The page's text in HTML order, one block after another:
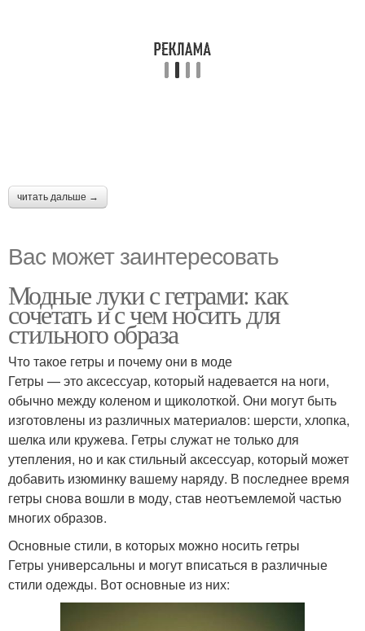
читать дальше →
Вас может заинтересовать
Модные луки с гетрами: как
сочетать и с чем носить для
стильного образа
Что такое гетры и почему они в моде
Гетры — это аксессуар, который надевается на ноги,
обычно между коленом и щиколоткой. Они могут быть
изготовлены из различных материалов: шерсти, хлопка,
шелка или кружева. Гетры служат не только для
утепления, но и как стильный аксессуар, который может
добавить изюминку вашему наряду. В последнее время
гетры снова вошли в моду, став неотъемлемой частью
многих образов.
Основные стили, в которых можно носить гетры
Гетры универсальны и могут вписаться в различные
стили одежды. Вот основные из них: